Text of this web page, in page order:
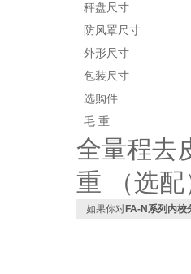
秤盘尺寸
防风罩尺寸
外形尺寸
包装尺寸
选购件
毛 重
全量程去
重 （选
如果你对FA-N系列内校